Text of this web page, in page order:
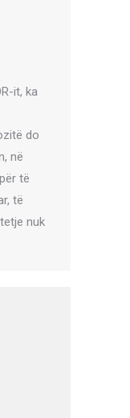
it, ka
do
në
të
të
nuk